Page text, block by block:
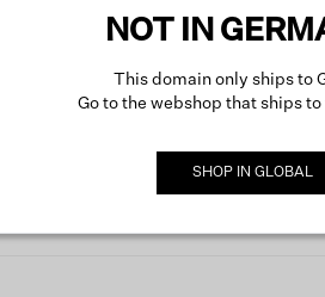
NOT IN
This domain only ships to
Go to the webshop that ships
SHOP IN GLOBAL